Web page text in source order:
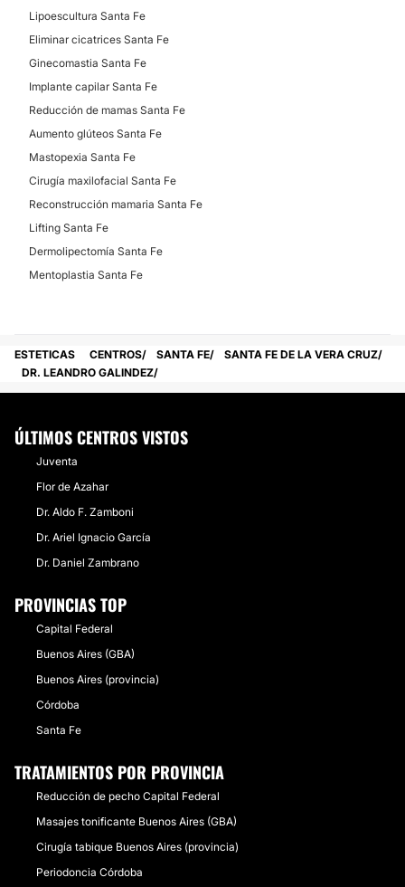
Lipoescultura Santa Fe
Eliminar cicatrices Santa Fe
Ginecomastia Santa Fe
Implante capilar Santa Fe
Reducción de mamas Santa Fe
Aumento glúteos Santa Fe
Mastopexia Santa Fe
Cirugía maxilofacial Santa Fe
Reconstrucción mamaria Santa Fe
Lifting Santa Fe
Dermolipectomía Santa Fe
Mentoplastia Santa Fe
ESTETICAS CENTROS SANTA FE
SANTA FE DE LA VERA CRUZ
DR. LEANDRO GALINDEZ
ÚLTIMOS CENTROS VISTOS
Juventa
Flor de Azahar
Dr. Aldo F. Zamboni
Dr. Ariel Ignacio García
Dr. Daniel Zambrano
PROVINCIAS TOP
Capital Federal
Buenos Aires (GBA)
Buenos Aires (provincia)
Córdoba
Santa Fe
TRATAMIENTOS POR PROVINCIA
Reducción de pecho Capital Federal
Masajes tonificante Buenos Aires (GBA)
Cirugía tabique Buenos Aires (provincia)
Periodoncia Córdoba